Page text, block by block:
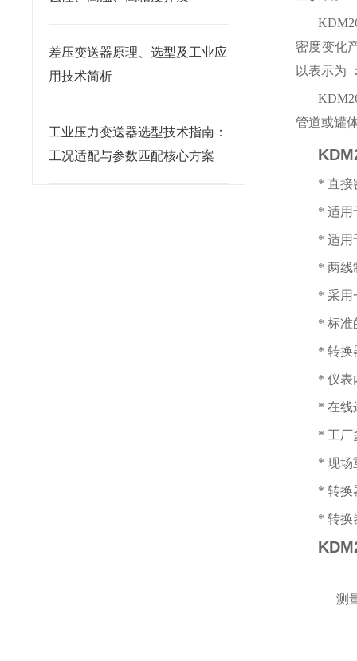
差压变送器原理、选型及工业应
用技术简析
工业压力变送器选型技术指南：
工况适配与参数匹配核心方案
密度变化
以表示为
管道或罐
* 直接
* 适用
* 适用
* 两线
* 采用
* 标准
* 转换
* 仪表
* 在线
* 工厂
* 现场
* 转换
* 转换
测